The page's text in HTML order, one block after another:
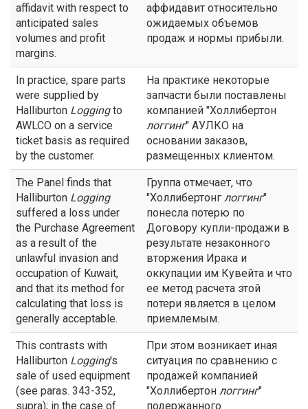
affidavit with respect to
anticipated sales
volumes and profit
margins.
аффидавит относительно
ожидаемых объемов
продаж и нормы прибыли.
In practice, spare parts
were supplied by
Halliburton Loggingto
AWLCO on a service
ticket basis as required
by the customer.
На практике некоторые
запчасти были поставлены
компанией "Холлибертон
логгинг" АУЛКО на
основании заказов,
размещенных клиентом.
The Panel finds that
Halliburton Logging
suffered a loss under
the Purchase Agreement
as a result of the
unlawful invasion and
occupation of Kuwait,
and that its method for
calculating that loss is
generally acceptable.
Группа отмечает, что
"Холлибертонг логгинг"
понесла потерю по
Договору купли-продажи в
результате незаконного
вторжения Ирака и
оккупации им Кувейта и что
ее метод расчета этой
потери является в целом
приемлемым.
This contrasts with
Halliburton Logging's
sale of used equipment
(see paras. 343-352,
supra); in the case of
При этом возникает иная
ситуация по сравнению с
продажей компанией
"Холлибертон логгинг"
подержанного